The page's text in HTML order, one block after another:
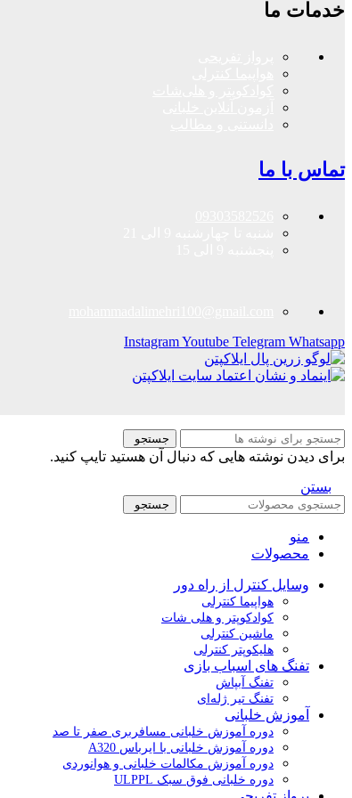
خدمات ما
تماس با ما
InstagramYoutube Telegram Whatsapp
جستجو
برای دیدن نوشته هایی که دنبال آن هستید تایپ کنید.
بستن
جستجو
منو
محصولات
وسایل کنترل از راه دور
هواپیما کنترلی
کوادکوپتر و هلی شات
ماشین کنترلی
هلیکوپتر کنترلی
تفنگ های اسباب بازی
تفنگ آبپاش
تفنگ تیر ژله‌ای
آموزش خلبانی
دوره آموزش خلبانی مسافربری صفر تا صد
دوره آموزش خلبانی با ایرباس A320
دوره آموزش مکالمات خلبانی و هوانوردی
دوره خلبانی فوق سبک ULPPL